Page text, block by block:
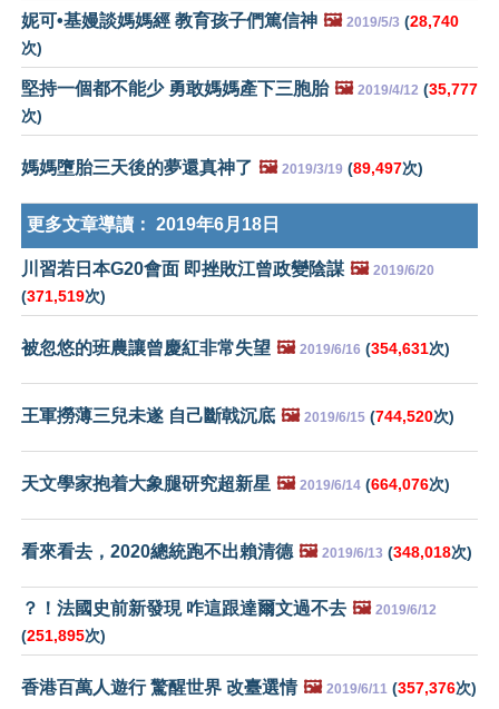
妮可•基嫚談媽媽經 教育孩子們篤信神 🖼️ 2019/5/3 (28,740
次)
堅持一個都不能少 勇敢媽媽產下三胞胎 🖼️ 2019/4/12 (35,777
次)
媽媽墮胎三天後的夢還真神了 🖼️ 2019/3/19 (89,497次)
更多文章導讀： 2019年6月18日
川習若日本G20會面 即挫敗江曾政變陰謀 🖼️ 2019/6/20
(371,519次)
被忽悠的班農讓曾慶紅非常失望 🖼️ 2019/6/16 (354,631次)
王軍撈薄三兒未遂 自己斷戟沉底 🖼️ 2019/6/15 (744,520次)
天文學家抱着大象腿研究超新星 🖼️ 2019/6/14 (664,076次)
看來看去，2020總統跑不出賴清德 🖼️ 2019/6/13 (348,018次)
？！法國史前新發現 咋這跟達爾文過不去 🖼️ 2019/6/12
(251,895次)
香港百萬人遊行 驚醒世界 改臺選情 🖼️ 2019/6/11 (357,376次)